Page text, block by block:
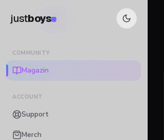
justboys
COMMUNITY
Magazin
ACCOUNT
Support
Merch